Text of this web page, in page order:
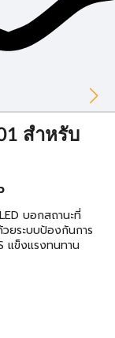
สำหรับ
บอกสถานะที่
ยระบบป้องกันการ
แข็งแรงทนทาน